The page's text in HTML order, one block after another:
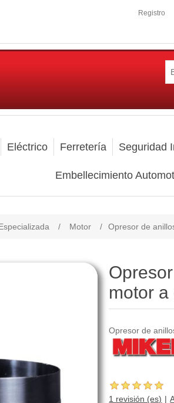
Registro
Eléctrico Ferretería Seguridad
Embellecimiento
/ Motor / Opresor de
motor
Opresor de
1 revisión (es)